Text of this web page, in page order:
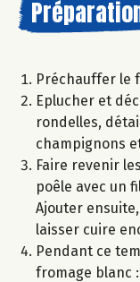
Préchauffer le
Eplucher et
rondelles,
champignons
Faire revenir
poêle avec un
Ajouter
laisser cuire
Pendant ce
fromage blanc